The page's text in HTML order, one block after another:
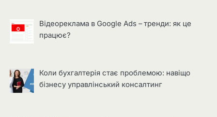
Відеореклама в Google Ads – тренди: як це
працює?
Коли бухгалтерія стає проблемою: навіщо
бізнесу управлінський консалтинг